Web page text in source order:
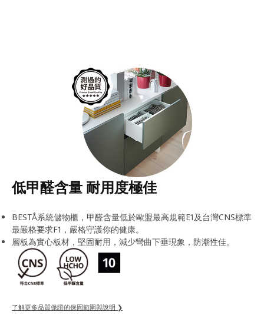
低甲醛含量 耐用度極佳
BESTÅ系統儲物櫃，甲醛含量低於歐盟最高規範E1及台灣CNS標準
最嚴格要求F1，嚴格守護你的健康。
層板為實心板材，堅固耐用，減少彎曲下垂現象，防潮性佳。
了解更多品質保證的保固範圍與說明 ❯